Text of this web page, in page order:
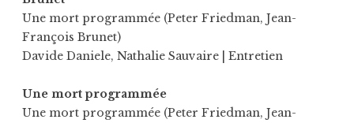
Une mort programmée (Peter Friedman, Jean-
François Brunet)
Davide Daniele, Nathalie Sauvaire | Entretien
Une mort programmée
Une mort programmée (Peter Friedman, Jean-